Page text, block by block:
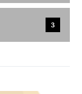
3